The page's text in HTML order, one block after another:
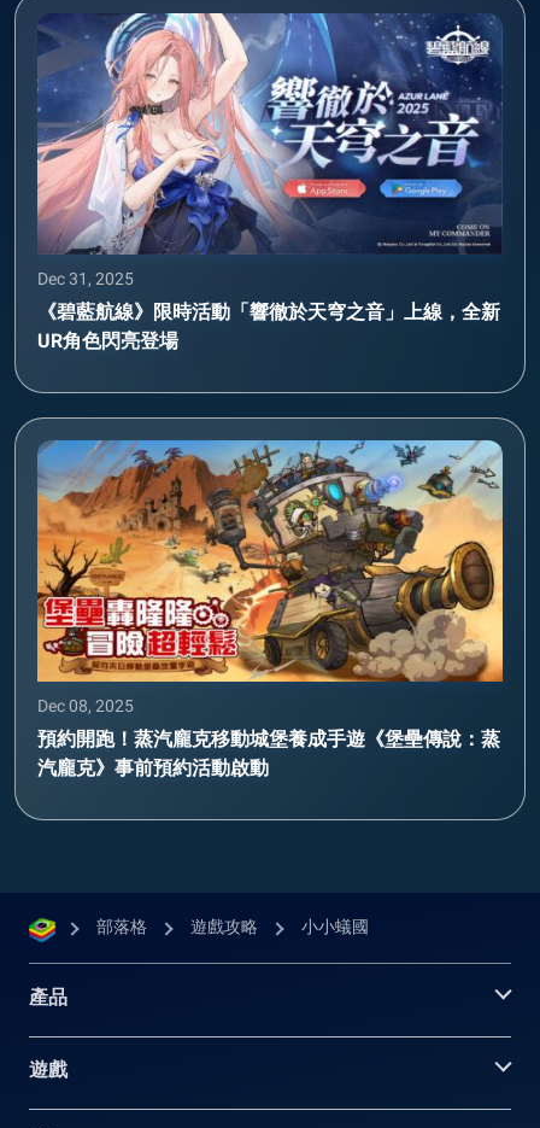
Dec 31, 2025
《碧藍航線》限時活動「響徹於天穹之音」上線，全新
UR角色閃亮登場
Dec 08, 2025
預約開跑！蒸汽龐克移動城堡養成手遊《堡壘傳說：蒸
汽龐克》事前預約活動啟動
部落格 遊戲攻略 小小蟻國
產品
遊戲